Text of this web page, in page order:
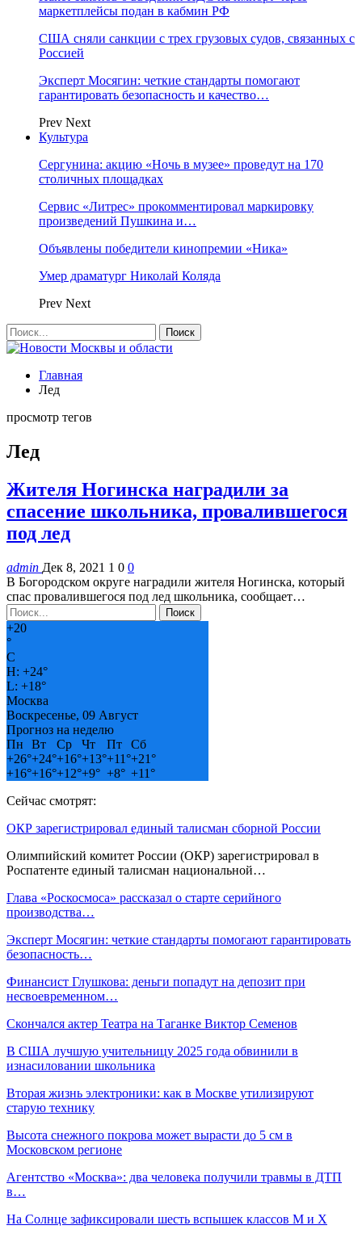
маркетплейсы подан в кабмин РФ
США сняли санкции с трех грузовых судов, связанных с
Россией
Эксперт Мосягин: четкие стандарты помогают
гарантировать безопасность и качество…
Prev Next
Культура
Сергунина: акцию «Ночь в музее» проведут на 170
столичных площадках
Сервис «Литрес» прокомментировал маркировку
произведений Пушкина и…
Объявлены победители кинопремии «Ника»
Умер драматург Николай Коляда
Prev Next
Главная
Лед
просмотр тегов
Лед
Жителя Ногинска наградили за
спасение школьника, провалившегося
под лед
admin Дек 8, 2021 1 0 0
В Богородском округе наградили жителя Ногинска, который
спас провалившегося под лед школьника, сообщает…
+20
°
C
H: +24°
L: +18°
Москва
Воскресенье, 09 Август
Прогноз на неделю
Пн
Вт Ср Чт Пт
Сб
+26°+24°+16°+13°+11°+21°
+16°+16°+12°+9° +8° +11°
Сейчас смотрят:
ОКР зарегистрировал единый талисман сборной России
Олимпийский комитет России (ОКР) зарегистрировал в
Роспатенте единый талисман национальной…
Глава «Роскосмоса» рассказал о старте серийного
производства…
Эксперт Мосягин: четкие стандарты помогают гарантировать
безопасность…
Финансист Глушкова: деньги попадут на депозит при
несвоевременном…
Скончался актер Театра на Таганке Виктор Семенов
В США лучшую учительницу 2025 года обвинили в
изнасиловании школьника
Вторая жизнь электроники: как в Москве утилизируют
старую технику
Высота снежного покрова может вырасти до 5 см в
Московском регионе
Агентство «Москва»: два человека получили травмы в ДТП
в…
На Солнце зафиксировали шесть вспышек классов М и Х